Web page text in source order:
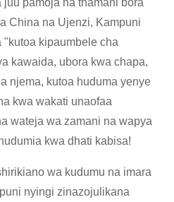
pamoja na thamani bora
China na Ujenzi, Kampuni
kipaumbele cha
kawaida, ubora kwa chapa,
njema, kutoa huduma yenye
kwa wakati unaofaa
wateja wa zamani na wapya
kwa dhati kabisa!
wa kudumu na imara
nyingi zinazojulikana